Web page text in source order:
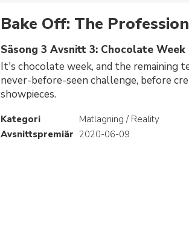
Bake Off: The
Säsong 3 Avsnitt 3: Chocolate Week
It's chocolate week, and the remaining
never-before-seen challenge, before
showpieces.
Kategori
Matlagning / Reality
Avsnittspremiär 2020-06-09